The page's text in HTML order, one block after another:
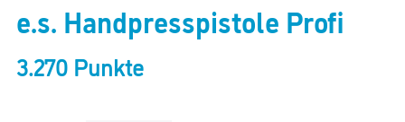
e.s. Handpresspistole Profi
3.270 Punkte